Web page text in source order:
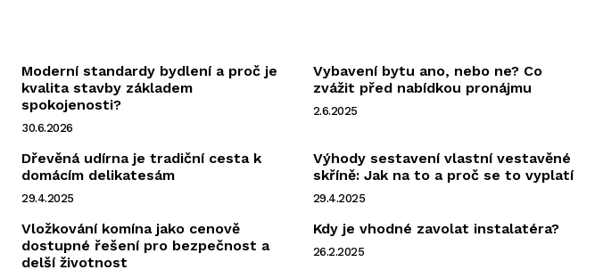
Moderní standardy bydlení a proč je
kvalita stavby základem
spokojenosti?
30.6.2026
Vybavení bytu ano, nebo ne? Co
zvážit před nabídkou pronájmu
2.6.2025
Dřevěná udírna je tradiční cesta k
domácím delikatesám
29.4.2025
Výhody sestavení vlastní vestavěné
skříně: Jak na to a proč se to vyplatí
29.4.2025
Vložkování komína jako cenově
dostupné řešení pro bezpečnost a
delší životnost
Kdy je vhodné zavolat instalatéra?
26.2.2025